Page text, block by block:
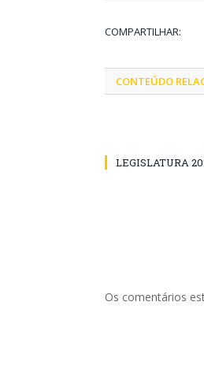
COMPARTILHAR:
CONTEÚDO
LEGISLATURA
Os comentários